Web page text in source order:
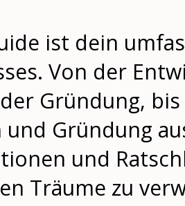
ist dein
Von der
Gründung,
Gründung
und
Träume zu